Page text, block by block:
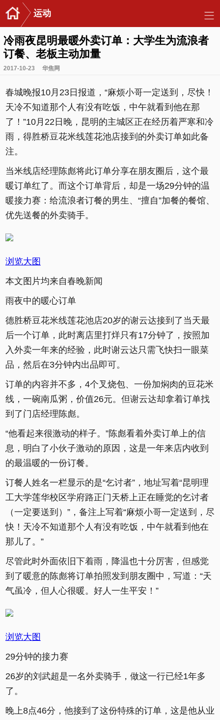
运动
冷雨夜昆明最暖外卖订单：大学生为流浪者
订餐、老板主动加量
2017-10-23 华焦网
春城晚报10月23日报道，“麻烦小哥一定送到，尽快！
天冷不知道那个人有没有吃饭，中午就看到他在那
了！”10月22日晚，昆明的主城区正在经历着严寒和冷
雨，得胜桥豆花米线莲花池店接到的外卖订单如此备
注。
当米线店经理陈彪将此订单分享在朋友圈后，这个最
暖订单红了。而这个订单背后，却是一场29分钟的温
暖接力赛：给流浪者订餐的男生、“擅自”加餐的餐馆、
优先送餐的外卖骑手。
浏览大图
本文图片均来自春晚新闻
雨夜中的暖心订单
德胜桥豆花米线莲花池店20岁的谢云达接到了当天最
后一个订单，此时离店里打烊只有17分钟了，按照加
入外卖一年来的经验，此时谢云达只需飞快扫一眼菜
品，然后在3分钟内出品即可。
订单的内容并不多，4个叉烧包、一份加焖肉的豆花米
线，一碗南瓜粥，价值26元。但谢云达却拿着订单找
到了门店经理陈彪。
“他看起来很激动的样子。”陈彪看着外卖订单上的信
息，明白了小伙子激动的原因，这是一年来店内收到
的最温暖的一份订餐。
订餐人姓名一栏显示的是“乞讨者”，地址写着“昆明理
工大学莲华校区学府路正门天桥上正在睡觉的乞讨者
（一定要送到）”，备注上写着“麻烦小哥一定送到，尽
快！天冷不知道那个人有没有吃饭，中午就看到他在
那儿了。”
尽管此时外面依旧下着雨，降温也十分厉害，但感觉
到了暖意的陈彪将订单拍照发到朋友圈中，写道：“天
气虽冷，但人心很暖。好人一生平安！”
浏览大图
29分钟的接力赛
26岁的刘武超是一名外卖骑手，做这一行已经1年多
了。
晚上8点46分，他接到了这份特殊的订单，这是他从业